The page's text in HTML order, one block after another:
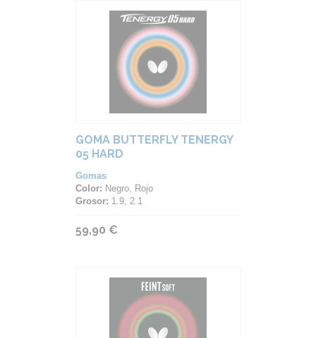
GOMA BUTTERFLY TENERGY
05 HARD
Gomas
Color: Negro, Rojo
Grosor: 1.9, 2.1
59,90 €